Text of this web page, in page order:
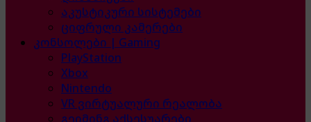
აკუსტიკური სისტემები
ციფრული კამერები
კონსოლები | Gaming
PlayStation
Xbox
Nintendo
VR ვირტუალური რეალობა
გეიმინგ აქსესუარები